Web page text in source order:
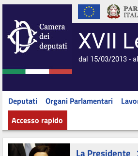
XVII
dal 15/03/2013 -
Deputati Organi Parlamentari
Accesso rapido
La Presidente